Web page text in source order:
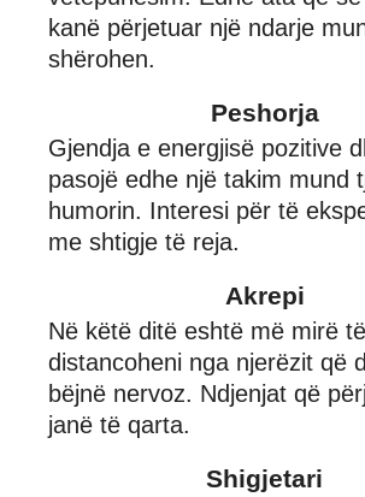
kanë përjetuar një ndarje
shërohen.
Peshorja
Gjendja e energjisë pozitive
pasojë edhe një takim mund
humorin. Interesi për të
me shtigje të reja.
Akrepi
Në këtë ditë eshtë më mirë të
distancoheni nga njerëzit që
bëjnë nervoz. Ndjenjat që
janë të qarta.
Shigjetari